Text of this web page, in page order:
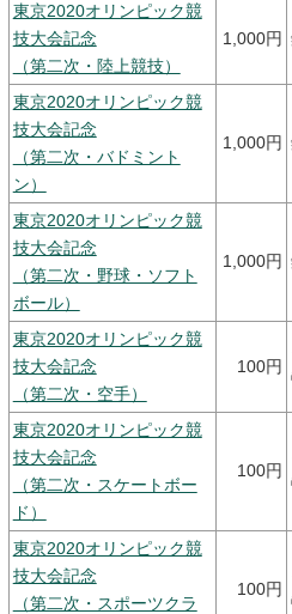
東京2020オリンピック競
技大会記念
（第二次・陸上競技）
1,000円
東京2020オリンピック競
技大会記念
（第二次・バドミント
ン）
1,000円
東京2020オリンピック競
技大会記念
（第二次・野球・ソフト
ボール）
1,000円
東京2020オリンピック競
技大会記念
（第二次・空手）
100円
東京2020オリンピック競
技大会記念
（第二次・スケートボー
ド）
100円
東京2020オリンピック競
技大会記念
（第二次・スポーツクラ
100円